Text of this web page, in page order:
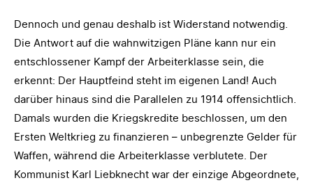
Dennoch und genau deshalb ist Widerstand notwendig.
Die Antwort auf die wahnwitzigen Pläne kann nur ein
entschlossener Kampf der Arbeiterklasse sein, die
erkennt: Der Hauptfeind steht im eigenen Land! Auch
darüber hinaus sind die Parallelen zu 1914 offensichtlich.
Damals wurden die Kriegskredite beschlossen, um den
Ersten Weltkrieg zu finanzieren – unbegrenzte Gelder für
Waffen, während die Arbeiterklasse verblutete. Der
Kommunist Karl Liebknecht war der einzige Abgeordnete,